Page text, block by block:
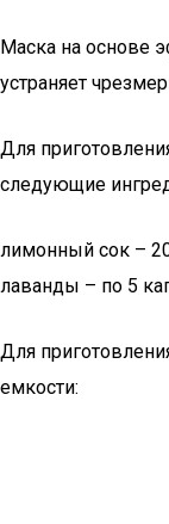
Маска на основе
устраняет
Для
следующие
лимонный сок –
лаванды – по 5
Для
емкости: